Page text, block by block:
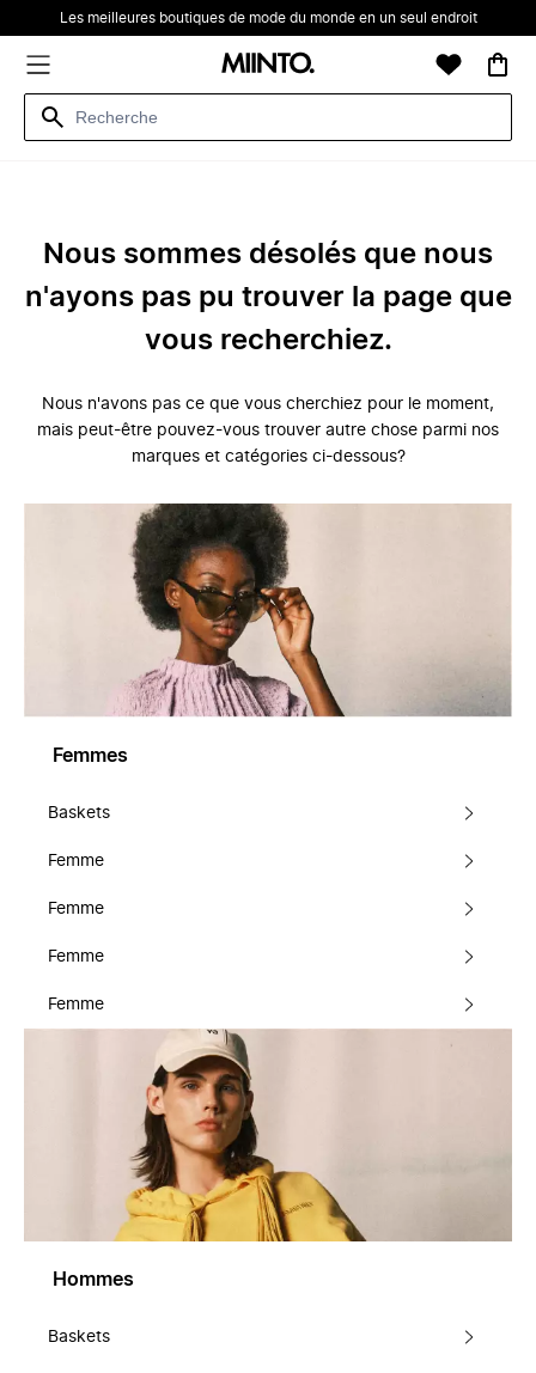
Les meilleures boutiques de mode du monde en un seul endroit
Nous sommes désolés que nous
n'ayons pas pu trouver la page que
vous recherchiez.
Nous n'avons pas ce que vous cherchiez pour le moment,
mais peut-être pouvez-vous trouver autre chose parmi nos
marques et catégories ci-dessous?
Femmes
Baskets
Femme
Femme
Femme
Femme
Hommes
Baskets